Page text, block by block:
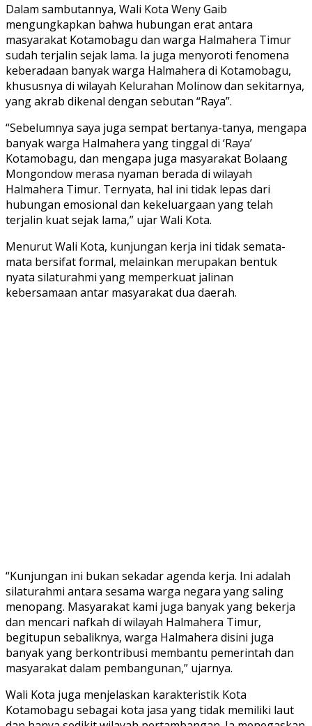
Dalam sambutannya, Wali Kota Weny Gaib
mengungkapkan bahwa hubungan erat antara
masyarakat Kotamobagu dan warga Halmahera Timur
sudah terjalin sejak lama. Ia juga menyoroti fenomena
keberadaan banyak warga Halmahera di Kotamobagu,
khususnya di wilayah Kelurahan Molinow dan sekitarnya,
yang akrab dikenal dengan sebutan “Raya”.
“Sebelumnya saya juga sempat bertanya-tanya, mengapa
banyak warga Halmahera yang tinggal di ‘Raya’
Kotamobagu, dan mengapa juga masyarakat Bolaang
Mongondow merasa nyaman berada di wilayah
Halmahera Timur. Ternyata, hal ini tidak lepas dari
hubungan emosional dan kekeluargaan yang telah
terjalin kuat sejak lama,” ujar Wali Kota.
Menurut Wali Kota, kunjungan kerja ini tidak semata-
mata bersifat formal, melainkan merupakan bentuk
nyata silaturahmi yang memperkuat jalinan
kebersamaan antar masyarakat dua daerah.
“Kunjungan ini bukan sekadar agenda kerja. Ini adalah
silaturahmi antara sesama warga negara yang saling
menopang. Masyarakat kami juga banyak yang bekerja
dan mencari nafkah di wilayah Halmahera Timur,
begitupun sebaliknya, warga Halmahera disini juga
banyak yang berkontribusi membantu pemerintah dan
masyarakat dalam pembangunan,” ujarnya.
Wali Kota juga menjelaskan karakteristik Kota
Kotamobagu sebagai kota jasa yang tidak memiliki laut